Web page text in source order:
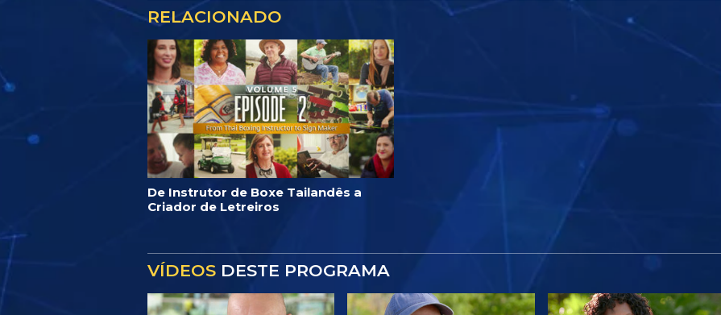
RELACIONADO
De Instrutor de Boxe Tailandês a
Criador de Letreiros
VÍDEOS DESTE PROGRAMA